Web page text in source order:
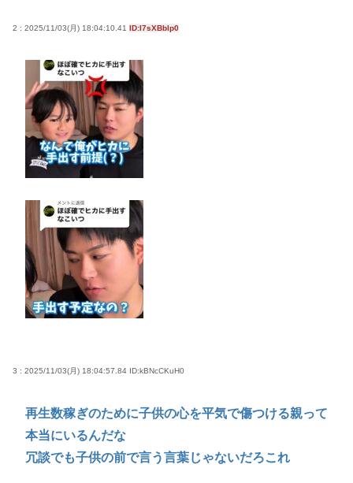
Powered by livedoor 相互RSS
2 : 2025/11/03(月) 18:04:10.41 ID:I7sXBblp0
3 : 2025/11/03(月) 18:04:57.84 ID:kBNcCKuH0
再生数稼ぎのために子供の心を平気で傷つける親って
本当にいるんだな
冗談でも子供の前で言う言葉じゃないだろこれ